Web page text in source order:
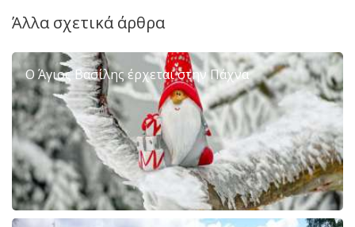
Άλλα σχετικά άρθρα
Ο Άγιος Βασίλης έρχεται στην Πάχνα